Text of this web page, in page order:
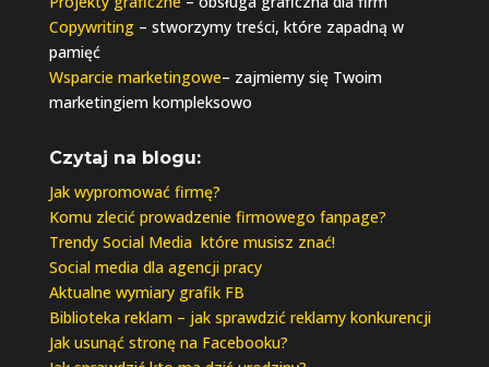
Copywriting– stworzymy treści, które zapadną w
pamięć
Wsparcie marketingowe– zajmiemy się Twoim
marketingiem kompleksowo
Czytaj na blogu:
Jak wypromować firmę?
Komu zlecić prowadzenie firmowego fanpage?
Trendy Social Media które musisz znać!
Social media dla agencji pracy
Aktualne wymiary grafik FB
Biblioteka reklam – jak sprawdzić reklamy konkurencji
Jak usunąć stronę na Facebooku?